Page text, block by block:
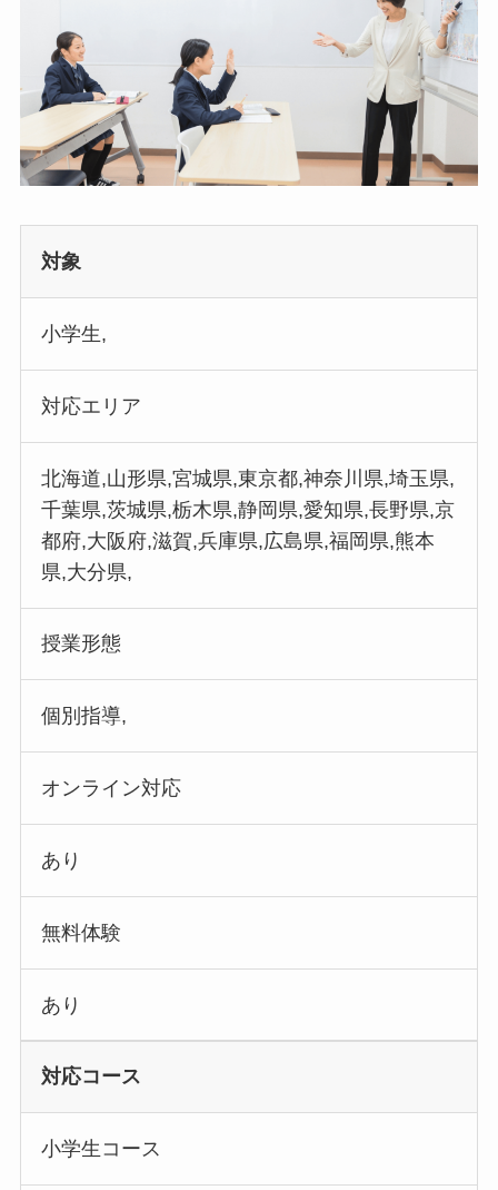
対象
小学生,
対応エリア
北海道,山形県,宮城県,東京都,神奈川県,埼玉県,
千葉県,茨城県,栃木県,静岡県,愛知県,長野県,京
都府,大阪府,滋賀,兵庫県,広島県,福岡県,熊本
県,大分県,
授業形態
個別指導,
オンライン対応
あり
無料体験
あり
対応コース
小学生コース